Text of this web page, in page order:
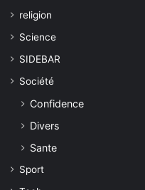
religion
Science
SIDEBAR
Société
Confidence
Divers
Sante
Sport